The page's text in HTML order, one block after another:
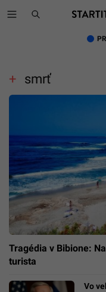
smrť
Tragédia v Bibione:
turista
Vo